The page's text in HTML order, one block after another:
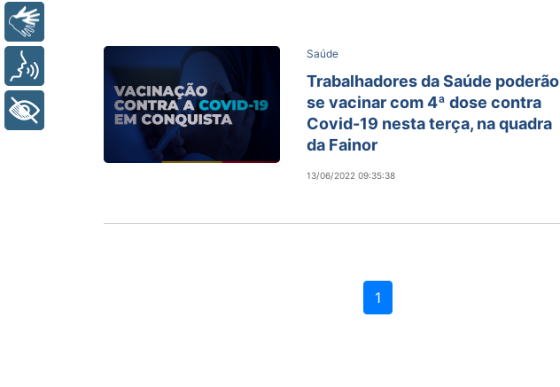
Saúde
Trabalhadores da Saúde poderão
se vacinar com 4ª dose contra
Covid-19 nesta terça, na quadra
da Fainor
13/06/2022 09:35:38
1
+ Acessibilidade